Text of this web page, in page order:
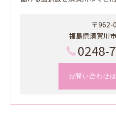
〒962-
福島県須賀川
0248-
お問い合わせ